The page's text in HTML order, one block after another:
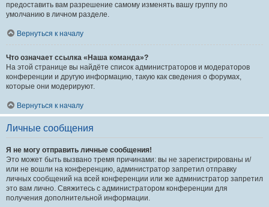
предоставить вам разрешение самому изменять вашу группу по
умолчанию в личном разделе.
Вернуться к началу
Что означает ссылка «Наша команда»?
На этой странице вы найдёте список администраторов и модераторов
конференции и другую информацию, такую как сведения о форумах,
которые они модерируют.
Вернуться к началу
Личные сообщения
Я не могу отправить личные сообщения!
Это может быть вызвано тремя причинами: вы не зарегистрированы и/
или не вошли на конференцию, администратор запретил отправку
личных сообщений на всей конференции или же администратор запретил
это вам лично. Свяжитесь с администратором конференции для
получения дополнительной информации.